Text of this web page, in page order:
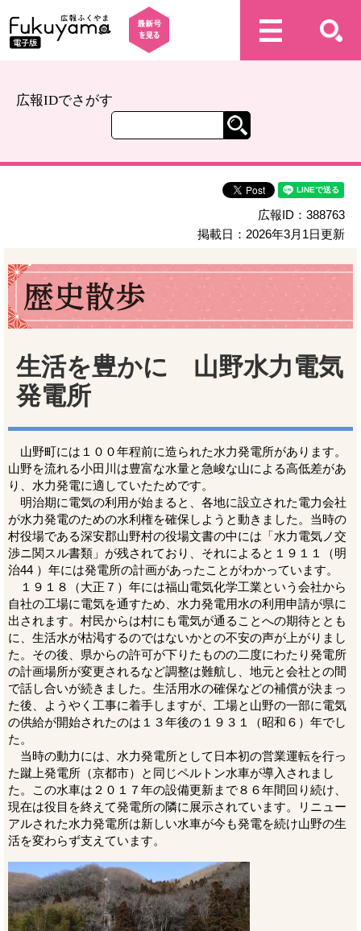
広報IDでさがす
広報ID：388763
掲載日：2026年3月1日更新
生活を豊かに 山野水力電気
発電所
山野町には１００年程前に造られた水力発電所があります。
山野を流れる小田川は豊富な水量と急峻な山による高低差があ
り、水力発電に適していたためです。
明治期に電気の利用が始まると、各地に設立された電力会社
が水力発電のための水利権を確保しようと動きました。当時の
村役場である深安郡山野村の役場文書の中には「水力電気ノ交
渉ニ関スル書類」が残されており、それによると１９１１（明
治44 ）年には発電所の計画があったことがわかっています。
１９１８（大正７）年には福山電気化学工業という会社から
自社の工場に電気を通すため、水力発電用水の利用申請が県に
出されます。村民からは村にも電気が通ることへの期待ととも
に、生活水が枯渇するのではないかとの不安の声が上がりまし
た。その後、県からの許可が下りたものの二度にわたり発電所
の計画場所が変更されるなど調整は難航し、地元と会社との間
で話し合いが続きました。生活用水の確保などの補償が決まっ
た後、ようやく工事に着手しますが、工場と山野の一部に電気
の供給が開始されたのは１３年後の１９３１（昭和６）年でし
た。
当時の動力には、水力発電所として日本初の営業運転を行っ
た蹴上発電所（京都市）と同じペルトン水車が導入されまし
た。この水車は２０１７年の設備更新まで８６年間回り続け、
現在は役目を終えて発電所の隣に展示されています。リニュー
アルされた水力発電所は新しい水車が今も発電を続け山野の生
活を変わらず支えています。